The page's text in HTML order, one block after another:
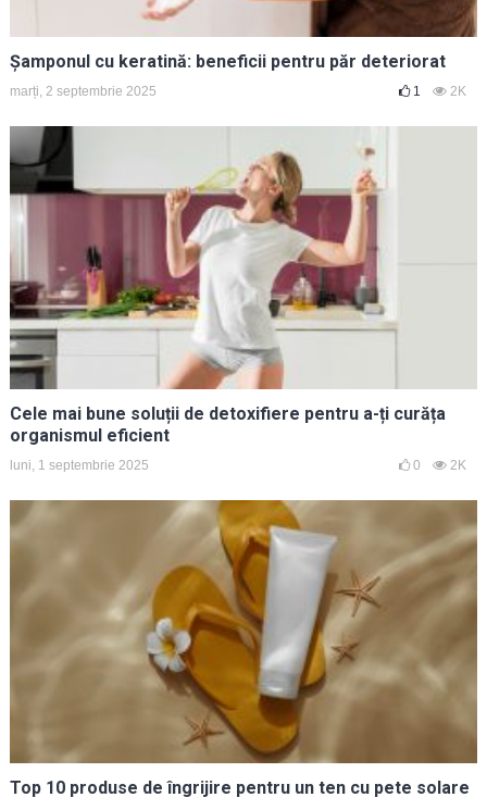
Șamponul cu keratină: beneficii pentru păr deteriorat
marți, 2 septembrie 2025 1 2K
Cele mai bune soluții de detoxifiere pentru a-ți curăța
organismul eficient
luni, 1 septembrie 2025 0 2K
Top 10 produse de îngrijire pentru un ten cu pete solare